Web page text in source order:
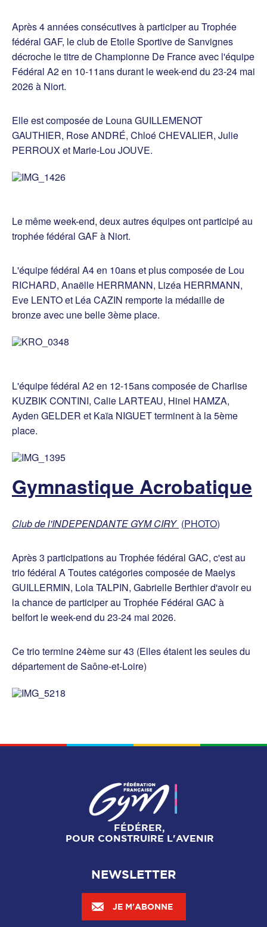
Après 4 années consécutives à participer au Trophée
fédéral GAF, le club de Etoile Sportive de Sanvignes
décroche le titre de Championne De France avec l'équipe
Fédéral A2 en 10-11ans durant le week-end du 23-24 mai
2026 à Niort.
Elle est composée de Louna GUILLEMENOT
GAUTHIER, Rose ANDRÉ, Chloé CHEVALIER, Julie
PERROUX et Marie-Lou JOUVE.
Le même week-end, deux autres équipes ont participé au
trophée fédéral GAF à Niort.
L'équipe fédéral A4 en 10ans et plus composée de Lou
RICHARD, Anaëlle HERRMANN, Lizéa HERRMANN,
Eve LENTO et Léa CAZIN remporte la médaille de
bronze avec une belle 3ème place.
L'équipe fédéral A2 en 12-15ans composée de Charlise
KUZBIK CONTINI, Calie LARTEAU, Hinel HAMZA,
Ayden GELDER et Kaïa NIGUET terminent à la 5ème
place.
Gymnastique Acrobatique
Club de l'INDEPENDANTE GYM CIRY (PHOTO)
Après 3 participations au Trophée fédéral GAC, c'est au
trio fédéral A Toutes catégories composée de Maelys
GUILLERMIN, Lola TALPIN, Gabrielle Berthier d'avoir eu
la chance de participer au Trophée Fédéral GAC à
belfort le week-end du 23-24 mai 2026.
Ce trio termine 24ème sur 43 (Elles étaient les seules du
département de Saône-et-Loire)
FÉDÉRER,
POUR CONSTRUIRE L'AVENIR
NEWSLETTER
JE M'ABONNE